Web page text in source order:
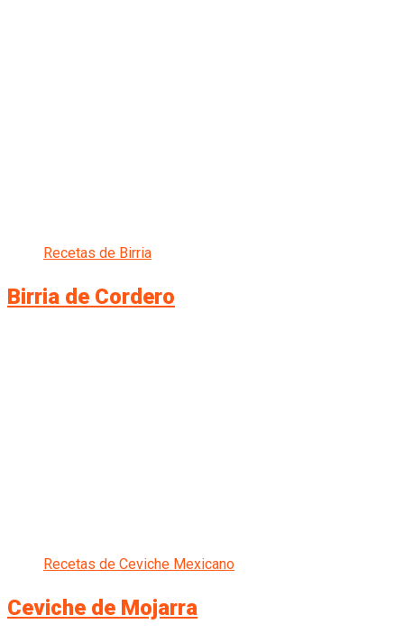
Recetas de Birria
Birria de Cordero
Recetas de Ceviche Mexicano
Ceviche de Mojarra